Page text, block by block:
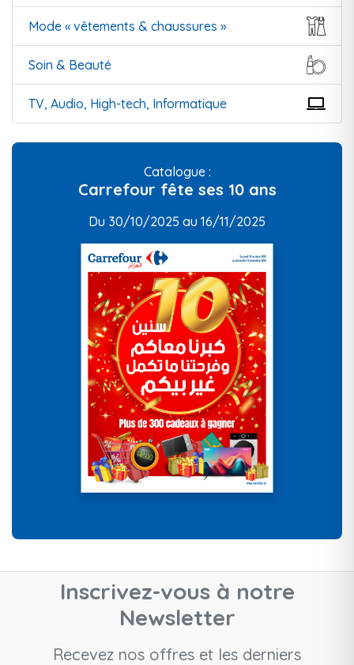
Mode « vêtements & chaussures »
Soin & Beauté
TV, Audio, High-tech, Informatique
Catalogue :
Carrefour fête ses 10 ans
Du 30/10/2025 au 16/11/2025
Inscrivez-vous à notre
Newsletter
Recevez nos offres et les derniers